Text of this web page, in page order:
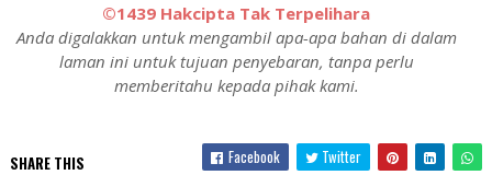
©1439 Hakcipta Tak Terpelihara
Anda digalakkan untuk mengambil apa-apa bahan di dalam
laman ini untuk tujuan penyebaran, tanpa perlu
memberitahu kepada pihak kami.
SHARE THIS Facebook Twitter